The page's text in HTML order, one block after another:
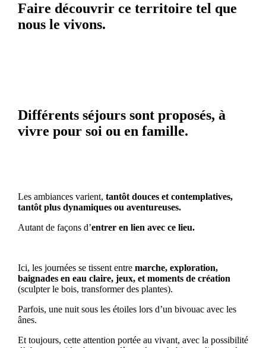
Faire découvrir ce territoire tel que
nous le vivons.
Différents séjours sont proposés, à
vivre pour soi ou en famille.
Les ambiances varient, tantôt douces et contemplatives,
tantôt plus dynamiques ou aventureuses.
Autant de façons d’entrer en lien avec ce lieu.
Ici, les journées se tissent entre marche, exploration,
baignades en eau claire, jeux, et moments de création
(sculpter le bois, transformer des plantes).
Parfois, une nuit sous les étoiles lors d’un bivouac avec les
ânes.
Et toujours, cette attention portée au vivant, avec la possibilité